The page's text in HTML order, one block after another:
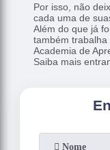
Por isso, não
cada uma de
Além do que já
também trabalha
Academia de
Saiba mais